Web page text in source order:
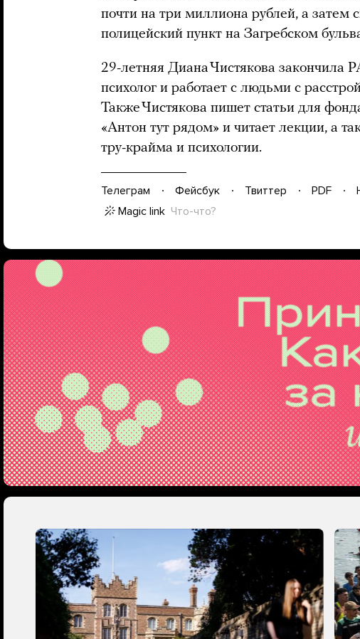
почти на три миллиона рублей, а затем
полицейский пункт на Загребском
29-летняя Диана Чистякова закончила
психолог и работает с людьми с
Также Чистякова пишет статьи для
«Антон тут рядом» и читает лекции, а
тру-крайма и психологии.
Телеграм Фейсбук Твиттер PDF
Magic link Что-что?